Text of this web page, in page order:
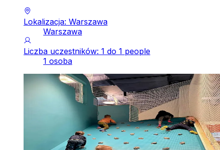
Lokalizacja: Warszawa
Warszawa
Liczba uczestników: 1 do 1 people
1 osoba